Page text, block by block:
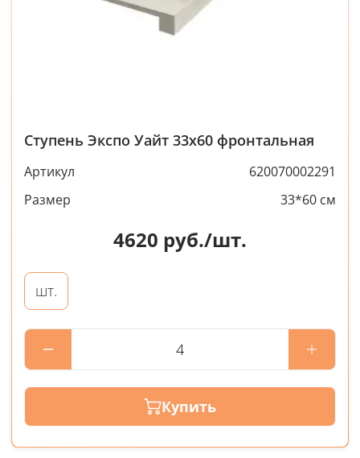
Ступень Экспо Уайт 33x60 фронтальная
Артикул
620070002291
Размер
33*60 см
4620 руб./шт.
шт.
Купить